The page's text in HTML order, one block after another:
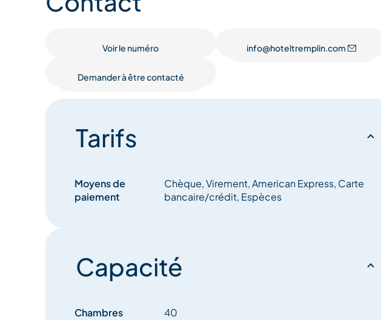
Possibilité d’accueillir les 2 catégories de chiens
Possibilité de lits doubles ou lits jumeaux
Espace bien-être avec spa, hammam et sauna
1 place de parking PMR payant en face de l’entrée de l’hôtel supérieur à 3.3
Voir le numéro info@hoteltremplin.com
Demander à être contacté
Tarifs
Moyens de
paiement
Chèque, Virement, American Express, Carte
bancaire/crédit, Espèces
Capacité
Chambres 40